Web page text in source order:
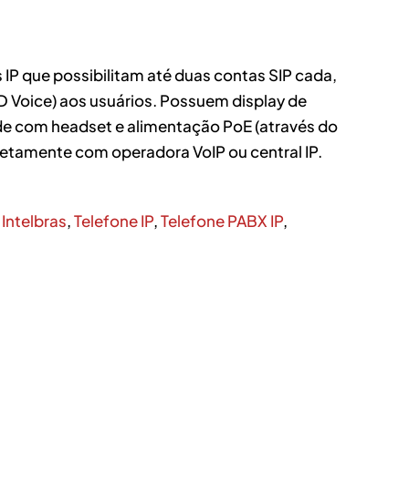
que possibilitam até duas contas SIP cada,
aos usuários. Possuem display de
com headset e alimentação PoE (através do
com operadora VoIP ou central IP.
,Telefone IP,Telefone PABX IP,